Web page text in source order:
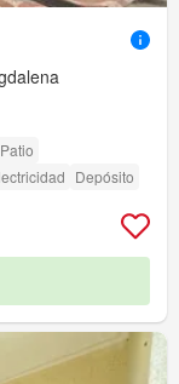
Patio
Depósito